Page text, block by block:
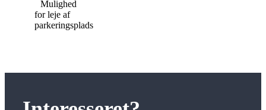
Mulighed
for leje af
parkeringsplads